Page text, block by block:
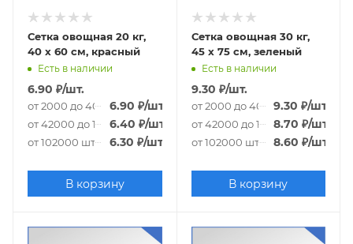
Сетка овощная 20 кг,
40 х 60 см, красный
Есть в наличии
6.90 ₽/шт.
от 2000 до 40000 шт.
6.90 ₽/шт.
от 42000 до 100000 шт.
6.40 ₽/шт.
от 102000 шт. 6.30 ₽/шт.
В корзину
Сетка овощная 30 кг,
45 х 75 см, зеленый
Есть в наличии
9.30 ₽/шт.
от 2000 до 40000 шт.
9.30 ₽/шт.
от 42000 до 100000 шт.
8.70 ₽/шт.
от 102000 шт. 8.60 ₽/шт.
В корзину